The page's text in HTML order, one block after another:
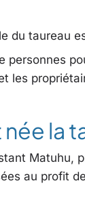
du taureau
personnes
les
la
Matuhu,
au profit